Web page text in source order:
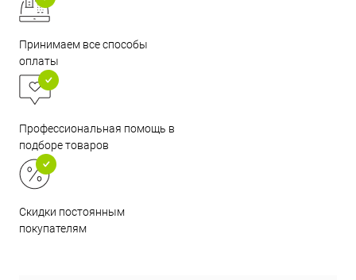
Принимаем все способы
оплаты
Профессиональная помощь в
подборе товаров
Скидки постоянным
покупателям